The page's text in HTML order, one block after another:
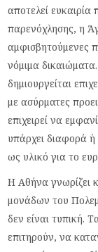
αποτελεί
παρενόχλησης, η
αμφισβητούμενες
νόμιμα
δημιουργείται
με ασύρματες
επιχειρεί να
υπάρχει διαφορά ή
ως υλικό για το
Η Αθήνα γνωρίζει
μονάδων του
δεν είναι τυπική.
επιτηρούν, να